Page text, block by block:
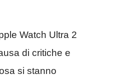
Watch Ultra 2
di critiche e
si stanno